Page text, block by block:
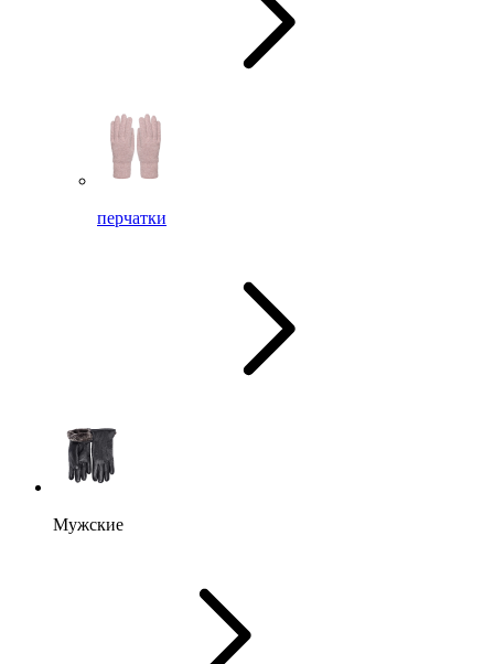
перчатки
Мужские